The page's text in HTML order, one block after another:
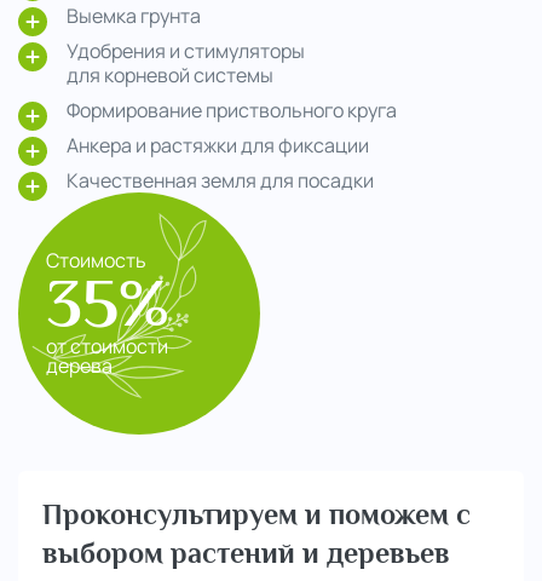
Выемка грунта
Удобрения и стимуляторы
для корневой системы
Формирование приствольного круга
Анкера и растяжки для фиксации
Качественная земля для посадки
Стоимость
35%
от стоимости
дерева
Проконсультируем и поможем с
выбором растений и деревьев